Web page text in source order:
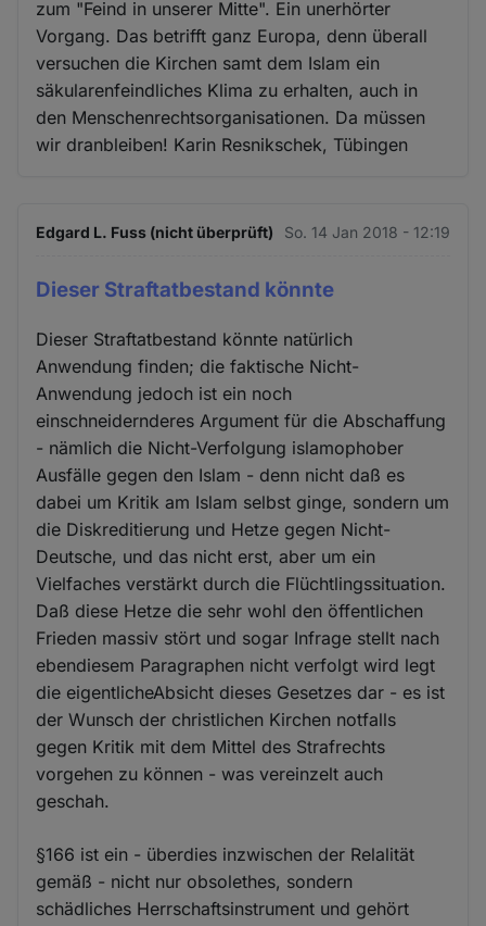
zum "Feind in unserer Mitte". Ein unerhörter
Vorgang. Das betrifft ganz Europa, denn überall
versuchen die Kirchen samt dem Islam ein
säkularenfeindliches Klima zu erhalten, auch in
den Menschenrechtsorganisationen. Da müssen
wir dranbleiben! Karin Resnikschek, Tübingen
Edgard L. Fuss (nicht überprüft) So. 14 Jan 2018 - 12:19
Dieser Straftatbestand könnte
Dieser Straftatbestand könnte natürlich
Anwendung finden; die faktische Nicht-
Anwendung jedoch ist ein noch
einschneidernderes Argument für die Abschaffung
- nämlich die Nicht-Verfolgung islamophober
Ausfälle gegen den Islam - denn nicht daß es
dabei um Kritik am Islam selbst ginge, sondern um
die Diskreditierung und Hetze gegen Nicht-
Deutsche, und das nicht erst, aber um ein
Vielfaches verstärkt durch die Flüchtlingssituation.
Daß diese Hetze die sehr wohl den öffentlichen
Frieden massiv stört und sogar Infrage stellt nach
ebendiesem Paragraphen nicht verfolgt wird legt
die eigentlicheAbsicht dieses Gesetzes dar - es ist
der Wunsch der christlichen Kirchen notfalls
gegen Kritik mit dem Mittel des Strafrechts
vorgehen zu können - was vereinzelt auch
geschah.
§166 ist ein - überdies inzwischen der Relalität
gemäß - nicht nur obsolethes, sondern
schädliches Herrschaftsinstrument und gehört